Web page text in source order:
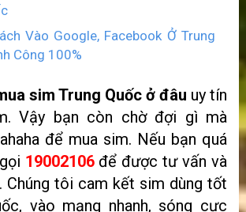
Vào Google, Facebook Ở Trung
Công 100%
sim Trung Quốc ở đâu uy tín
Vậy bạn còn chờ đợi gì mà
để mua sim. Nếu bạn quá
19002106để được tư vấn và
Chúng tôi cam kết sim dùng tốt
vào mạng nhanh, sóng cực